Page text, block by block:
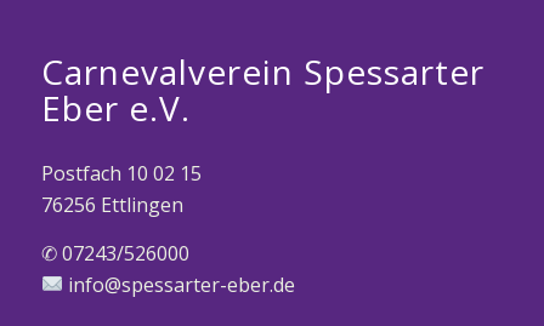
Carnevalverein Spessarter
Eber e.V.
Postfach 10 02 15
76256 Ettlingen
✆ 07243/526000
info@spessarter-eber.de